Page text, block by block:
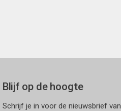
Blijf op de hoogte
Schrijf je in voor de nieuwsbrief